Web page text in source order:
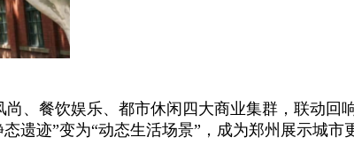
、餐饮娱乐、都市休闲四大商业集群，联动
遗迹”变为“动态生活场景”，成为郑州展示城市